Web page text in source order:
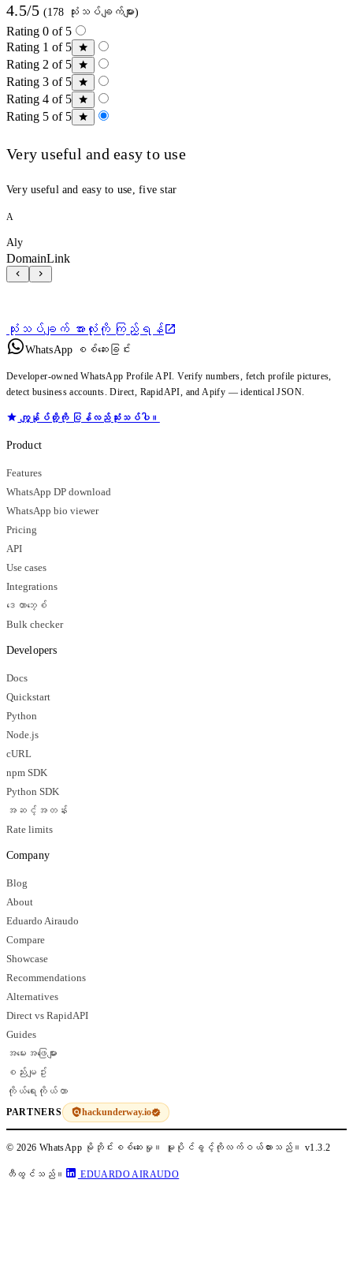
4.5/5 (178 သုံးသပ်ချက်များ)
Rating 0 of 5
Rating 1 of 5
Rating 2 of 5
Rating 3 of 5
Rating 4 of 5
Rating 5 of 5
Very useful and easy to use
Very useful and easy to use, five star
A
Aly
DomainLink
သုံးသပ်ချက် အားလုံးကို ကြည့်ရန်
WhatsApp စစ်ဆေးခြင်း
Developer-owned WhatsApp Profile API. Verify numbers, fetch profile pictures,
detect business accounts. Direct, RapidAPI, and Apify — identical JSON.
ကျွန်ုပ်တို့ကို ပြန်လည်သုံးသပ်ပါ။
Product
Features
WhatsApp DP download
WhatsApp bio viewer
Pricing
API
Use cases
Integrations
ဒေတာဘေ့စ်
Bulk checker
Developers
Docs
Quickstart
Python
Node.js
cURL
npm SDK
Python SDK
အဆင့်အတန်း
Rate limits
Company
Blog
About
Eduardo Airaudo
Compare
Showcase
Recommendations
Alternatives
Direct vs RapidAPI
Guides
အမေးအဖြေများ
စည်းမျဥ်း
ကိုယ်ရေးကိုယ်တာ
PARTNERS hackunderway.io
© 2026 WhatsApp မိုဘိုင်းစစ်ဆေးမှု။ မူပိုင်ခွင့်ကိုလက်ဝယ်ထားသည်။ v1.3.2
တီထွင်သည်။ EDUARDO AIRAUDO